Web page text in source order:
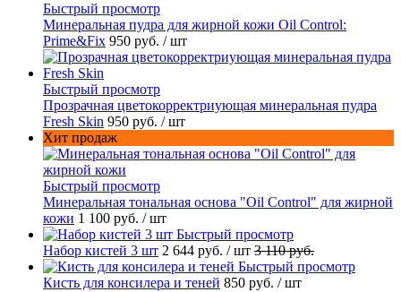
Быстрый просмотр
Минеральная пудра для жирной кожи Oil Control:
Prime&Fix 950 руб. / шт
Быстрый просмотр
Прозрачная цветокорректриующая минеральная пудра
Fresh Skin 950 руб. / шт
Хит продаж
Быстрый просмотр
Минеральная тональная основа "Oil Control" для жирной
кожи 1 100 руб. / шт
Быстрый просмотр
Набор кистей 3 шт 2 644 руб. / шт 3 110 руб.
Быстрый просмотр
Кисть для консилера и теней 850 руб. / шт